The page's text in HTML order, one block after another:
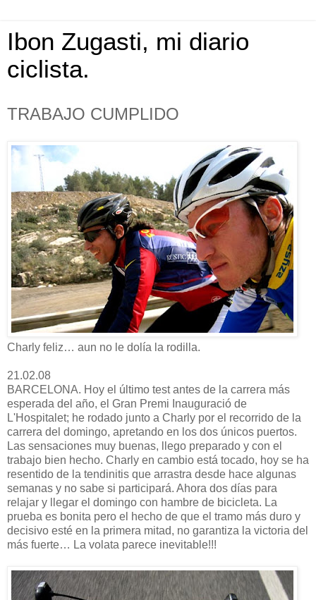
Ibon Zugasti, mi diario
ciclista.
TRABAJO CUMPLIDO
Charly feliz… aun no le dolía la rodilla.
21.02.08
BARCELONA. Hoy el último test antes de la carrera más
esperada del año, el Gran Premi Inauguració de
L'Hospitalet; he rodado junto a Charly por el recorrido de la
carrera del domingo, apretando en los dos únicos puertos.
Las sensaciones muy buenas, llego preparado y con el
trabajo bien hecho. Charly en cambio está tocado, hoy se ha
resentido de la tendinitis que arrastra desde hace algunas
semanas y no sabe si participará. Ahora dos días para
relajar y llegar el domingo con hambre de bicicleta. La
prueba es bonita pero el hecho de que el tramo más duro y
decisivo esté en la primera mitad, no garantiza la victoria del
más fuerte… La volata parece inevitable!!!